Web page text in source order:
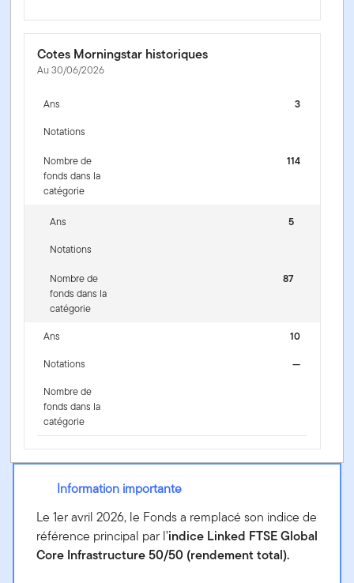
Cotes Morningstar historiques
Au 30/06/2026
Ans
3
Notations
Nombre de
fonds dans la
catégorie
114
Ans
5
Notations
Nombre de
fonds dans la
catégorie
87
Ans
10
Notations
—
Nombre de
fonds dans la
catégorie
Information importante
Le 1er avril 2026, le Fonds a remplacé son indice de
référence principal par l’indice Linked FTSE Global
Core Infrastructure 50/50 (rendement total).